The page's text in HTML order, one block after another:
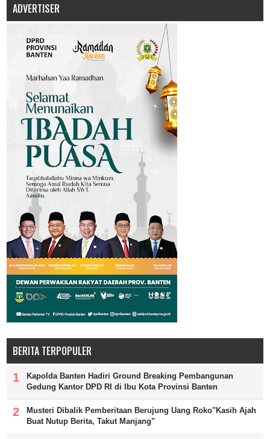
ADVERTISER
BERITA TERPOPULER
Kapolda Banten Hadiri Ground Breaking Pembangunan
Gedung Kantor DPD RI di Ibu Kota Provinsi Banten
Musteri Dibalik Pemberitaan Berujung Uang Roko"Kasih Ajah
Buat Nutup Berita, Takut Manjang"